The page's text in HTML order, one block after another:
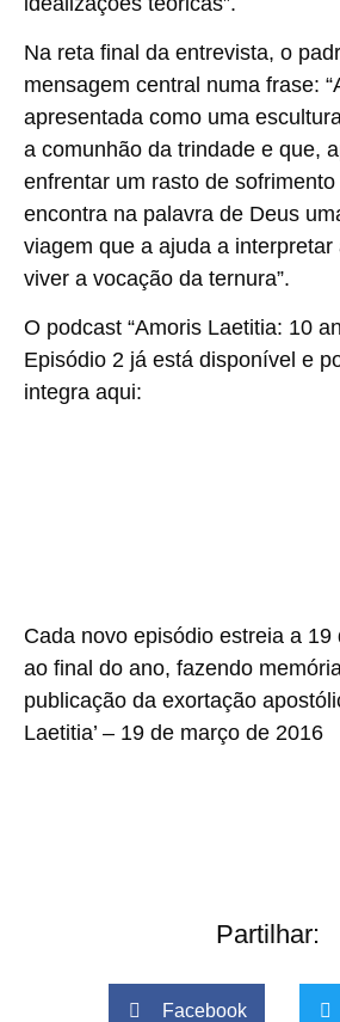
Na reta final da entrevista, o
mensagem central numa frase:
apresentada como uma
a comunhão da trindade e que,
enfrentar um rasto de
encontra na palavra de Deus
viagem que a ajuda a
viver a vocação da ternura”.
O podcast “Amoris Laetitia: 10
Episódio 2 já está disponível e
integra aqui:
Cada novo episódio estreia a 19
ao final do ano, fazendo
publicação da exortação
Laetitia’ – 19 de março de 2016
Partilhar:
Facebook